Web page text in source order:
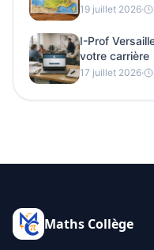
19 juillet 2026·
I-Prof
votre carrière
17 juillet 2026·
Maths Collège